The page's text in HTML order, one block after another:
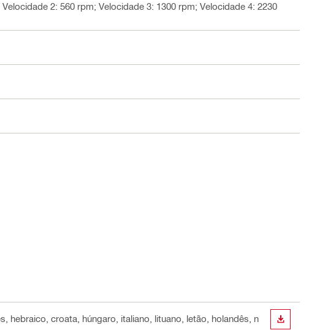
2: 560 rpm; Velocidade 3: 1300 rpm; Velocidade 4: 2230
hebraico, croata, húngaro, italiano, lituano, letão, holandês, n